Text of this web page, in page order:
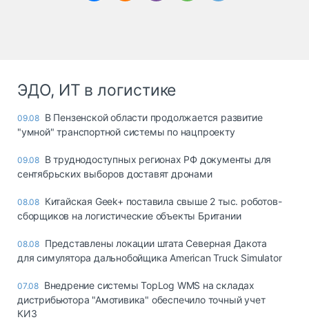
ЭДО, ИТ в логистике
09.08 В Пензенской области продолжается развитие
"умной" транспортной системы по нацпроекту
09.08 В труднодоступных регионах РФ документы для
сентябрьских выборов доставят дронами
08.08 Китайская Geek+ поставила свыше 2 тыс. роботов-
сборщиков на логистические объекты Британии
08.08 Представлены локации штата Северная Дакота
для симулятора дальнобойщика American Truck Simulator
07.08 Внедрение системы TopLog WMS на складах
дистрибьютора "Амотивика" обеспечило точный учет
КИЗ